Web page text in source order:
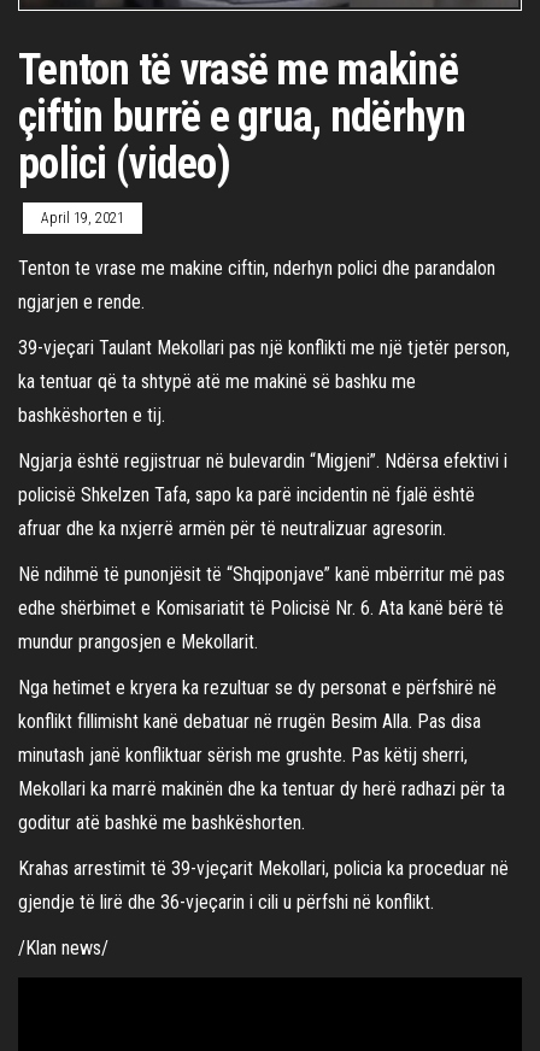
Tenton të vrasë me makinë
çiftin burrë e grua, ndërhyn
polici (video)
April 19, 2021
Tenton te vrase me makine ciftin, nderhyn polici dhe parandalon
ngjarjen e rende.
39-vjeçari Taulant Mekollari pas një konflikti me një tjetër person,
ka tentuar që ta shtypë atë me makinë së bashku me
bashkëshorten e tij.
Ngjarja është regjistruar në bulevardin “Migjeni”. Ndërsa efektivi i
policisë Shkelzen Tafa, sapo ka parë incidentin në fjalë është
afruar dhe ka nxjerrë armën për të neutralizuar agresorin.
Në ndihmë të punonjësit të “Shqiponjave” kanë mbërritur më pas
edhe shërbimet e Komisariatit të Policisë Nr. 6. Ata kanë bërë të
mundur prangosjen e Mekollarit.
Nga hetimet e kryera ka rezultuar se dy personat e përfshirë në
konflikt fillimisht kanë debatuar në rrugën Besim Alla. Pas disa
minutash janë konfliktuar sërish me grushte. Pas këtij sherri,
Mekollari ka marrë makinën dhe ka tentuar dy herë radhazi për ta
goditur atë bashkë me bashkëshorten.
Krahas arrestimit të 39-vjeçarit Mekollari, policia ka proceduar në
gjendje të lirë dhe 36-vjeçarin i cili u përfshi në konflikt.
/Klan news/